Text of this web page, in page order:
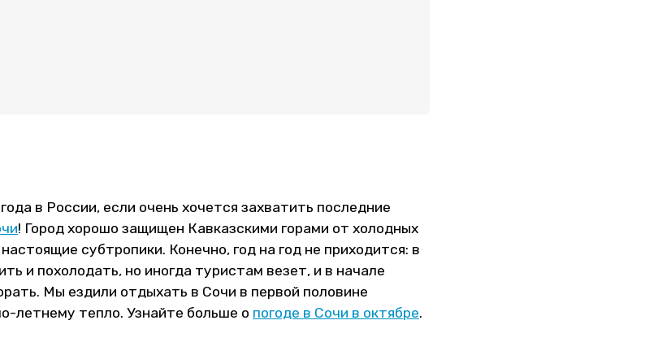
в России, если очень хочется захватить последние
! Город хорошо защищен Кавказскими горами от холодных
субтропики. Конечно, год на год не приходится: в
и похолодать, но иногда туристам везет, и в начале
Мы ездили отдыхать в Сочи в первой половине
летнему тепло. Узнайте больше о погоде в Сочи в октябре.